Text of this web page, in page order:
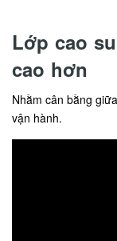
Lớp cao
cao hơn
Nhằm cân bằng
vận hành.